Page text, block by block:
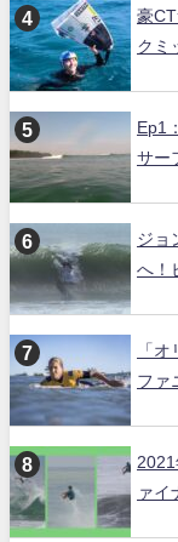
豪
クミ
Ep1
サー
ジョ
へ！
「
ファ
ァイ